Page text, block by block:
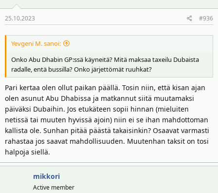
25.10.2023 #936
Yevgeni M. sanoi:
Onko Abu Dhabin GP:ssä käyneitä? Mitä maksaa taxeilu Dubaista
radalle, entä bussilla? Onko järjettömät ruuhkat?
Pari kertaa olen ollut paikan päällä. Tosin niin, että kisan ajan
olen asunut Abu Dhabissa ja matkannut siitä muutamaksi
päiväksi Dubaihin. Jos etukäteen sopii hinnan (mieluiten
netissä tai muuten hyvissä ajoin) niin ei se ihan mahdottoman
kallista ole. Sunhan pitää päästä takaisinkin? Osaavat varmasti
rahastaa jos saavat mahdollisuuden. Muutenhan taksit on tosi
halpoja siellä.
mikkori
Active member